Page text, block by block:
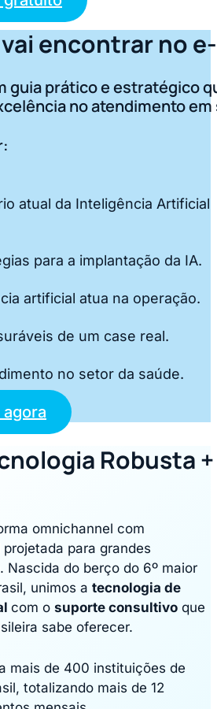
encontrar no
guia prático e estratégico
no atendimento em
atual da Inteligência Artificial
para a implantação da IA.
artificial atua na operação.
de um case real.
no setor da saúde.
Robusta
omnichannel com
para grandes
Nascida do berço do 6º maior
unimos a tecnologia de
com o suporte consultivo que
sabe oferecer.
mais de 400 instituições de
totalizando mais de 12